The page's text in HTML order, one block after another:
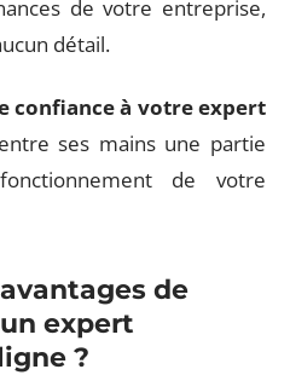
de votre entreprise,
détail.
confiance à votre expert
ses mains une partie
de votre
de
expert
?